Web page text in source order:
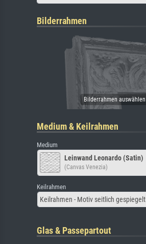
Bilderrahmen
Medium & Keilrahmen
Medium
Leinwand Leonardo (Satin)
(Canvas Venezia)
Keilrahmen
Keilrahmen - Motiv seitlich gespiegelt
Glas & Passepartout